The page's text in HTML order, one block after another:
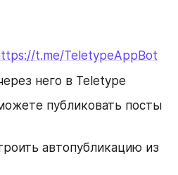
t.me/TeletypeAppBot
него в Teletype
публиковать посты
автопубликацию из